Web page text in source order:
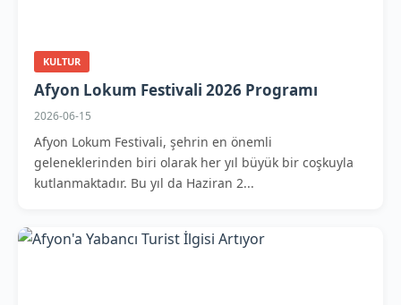
KULTUR
Afyon Lokum Festivali 2026 Programı
2026-06-15
Afyon Lokum Festivali, şehrin en önemli
geleneklerinden biri olarak her yıl büyük bir coşkuyla
kutlanmaktadır. Bu yıl da Haziran 2...